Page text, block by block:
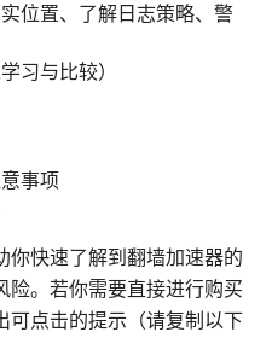
位置、了解日志策略、警
习与比较）
事项
你快速了解到翻墙加速器的
险。若你需要直接进行购买
可点击的提示（请复制以下